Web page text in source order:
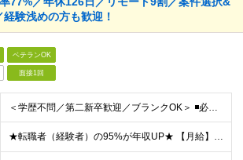
験浅めの方も歓迎！
ベテランOK
面接1回
＜学歴不問／第二新卒歓迎／ブランクOK＞ ◾️必須スキル IT業界での何らかの実務経験をお持ちの方（10ヶ月以上） ◎担当フェーズ・使用言語・開発環境・経験年数・雇用形態などは一切問いません！ ◎ブ
★転職者（経験者）の95%が年収UP★ 【月給】 25万円～80万円（みなし残業代含む） ※経験・能力・キャリアの希望を考慮し、前職よりも給与がアップする案件アサインに努めます。 ※月給にみなし残業